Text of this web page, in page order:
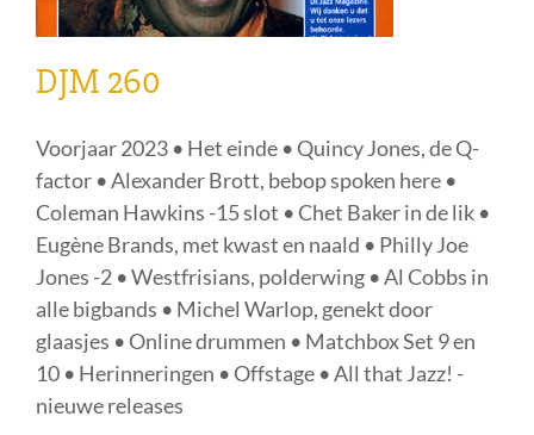
DJM 260
Voorjaar 2023 • Het einde • Quincy Jones, de Q-
factor • Alexander Brott, bebop spoken here •
Coleman Hawkins -15 slot • Chet Baker in de lik •
Eugène Brands, met kwast en naald • Philly Joe
Jones -2 • Westfrisians, polderwing • Al Cobbs in
alle bigbands • Michel Warlop, genekt door
glaasjes • Online drummen • Matchbox Set 9 en
10 • Herinneringen • Offstage • All that Jazz! -
nieuwe releases